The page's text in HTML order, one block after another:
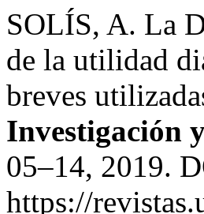
SOLÍS, A. La
de la utilidad
breves
Investigación
05–14, 2019.
https://